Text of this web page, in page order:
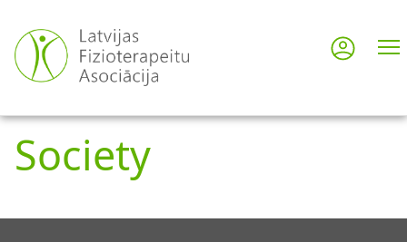
main
content
User
Log in
Society